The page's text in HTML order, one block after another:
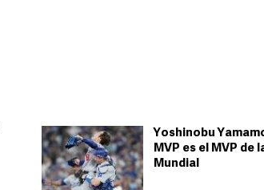
Yoshinobu
MVP es el MVP de
Mundial